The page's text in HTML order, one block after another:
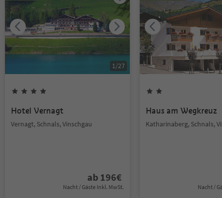
1/27
Hotel Vernagt
Vernagt, Schnals, Vinschgau
ab 196€
Nacht / Gäste Inkl. MwSt.
Haus am Wegkreuz
Katharinaberg, Schnals,
Nacht /